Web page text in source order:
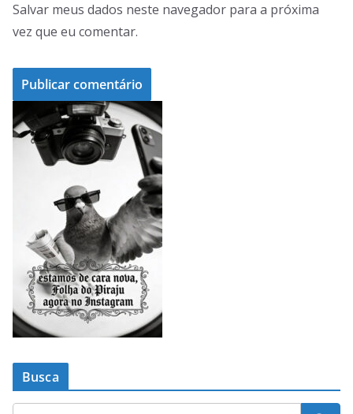
Salvar meus dados neste navegador para a próxima
vez que eu comentar.
Busca